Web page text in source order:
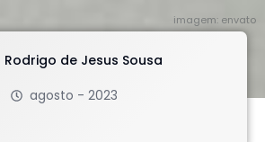
imagem: envato
Rodrigo de Jesus Sousa
agosto - 2023